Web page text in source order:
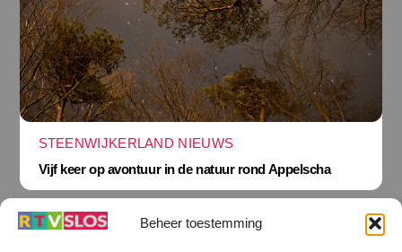
Beheer toestemming
STEENWIJKERLAND NIEUWS
Vijf keer op avontuur in de natuur rond Appelscha